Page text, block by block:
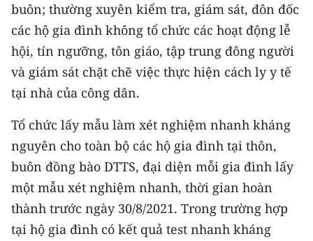
buôn; thường xuyên kiểm tra, giám sát, đôn đốc
các hộ gia đình không tổ chức các hoạt động lễ
hội, tín ngưỡng, tôn giáo, tập trung đông người
và giám sát chặt chẽ việc thực hiện cách ly y tế
tại nhà của công dân.
Tổ chức lấy mẫu làm xét nghiệm nhanh kháng
nguyên cho toàn bộ các hộ gia đình tại thôn,
buôn đồng bào DTTS, đại diện mỗi gia đình lấy
một mẫu xét nghiệm nhanh, thời gian hoàn
thành trước ngày 30/8/2021. Trong trường hợp
tại hộ gia đình có kết quả test nhanh kháng